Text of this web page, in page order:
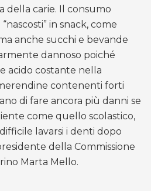
della carie. Il consumo
in snack, come
anche succhi e bevande
dannoso poiché
acido costante nella
contenenti forti
di fare ancora più danni se
come quello scolastico,
lavarsi i denti dopo
della Commissione
Marta Mello.